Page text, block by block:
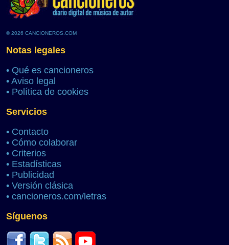
© 2026 CANCIONEROS.COM
Notas legales
• Qué es cancioneros
• Aviso legal
• Política de cookies
Servicios
• Contacto
• Cómo colaborar
• Criterios
• Estadísticas
• Publicidad
• Versión clásica
• cancioneros.com/letras
Síguenos